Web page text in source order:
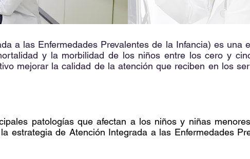
a las Enfermedades Prevalentes de la Infancia) es una
y la morbilidad de los niños entre los cero y
mejorar la calidad de la atención que reciben en los
patologías que afectan a los niños y niñas
estrategia de Atención Integrada a las Enfermedades